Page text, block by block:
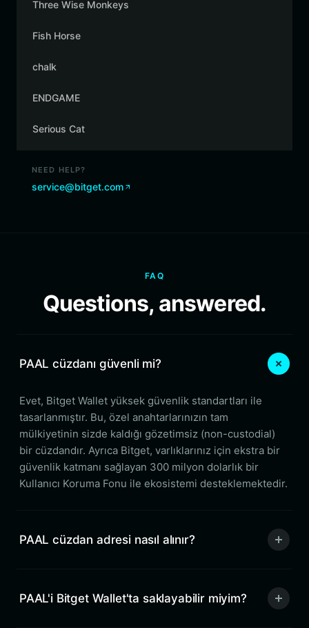
Three Wise Monkeys
Fish Horse
chalk
ENDGAME
Serious Cat
NEED HELP?
service@bitget.com
FAQ
Questions, answered.
PAAL cüzdanı güvenli mi?
Evet, Bitget Wallet yüksek güvenlik standartları ile
tasarlanmıştır. Bu, özel anahtarlarınızın tam
mülkiyetinin sizde kaldığı gözetimsiz (non-custodial)
bir cüzdandır. Ayrıca Bitget, varlıklarınız için ekstra bir
güvenlik katmanı sağlayan 300 milyon dolarlık bir
Kullanıcı Koruma Fonu ile ekosistemi desteklemektedir.
PAAL cüzdan adresi nasıl alınır?
PAAL'i Bitget Wallet'ta saklayabilir miyim?